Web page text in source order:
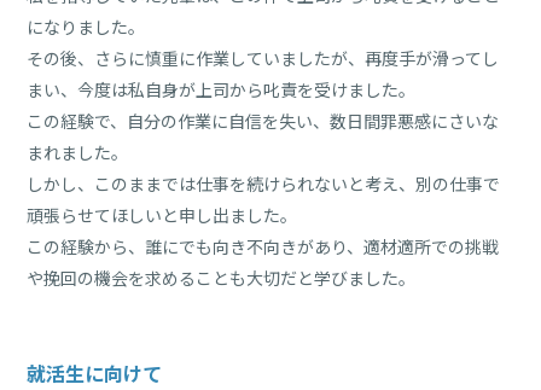
になりました。
その後、さらに慎重に作業していましたが、再度手が滑ってし
まい、今度は私自身が上司から叱責を受けました。
この経験で、自分の作業に自信を失い、数日間罪悪感にさいな
まれました。
しかし、このままでは仕事を続けられないと考え、別の仕事で
頑張らせてほしいと申し出ました。
この経験から、誰にでも向き不向きがあり、適材適所での挑戦
や挽回の機会を求めることも大切だと学びました。
就活生に向けて